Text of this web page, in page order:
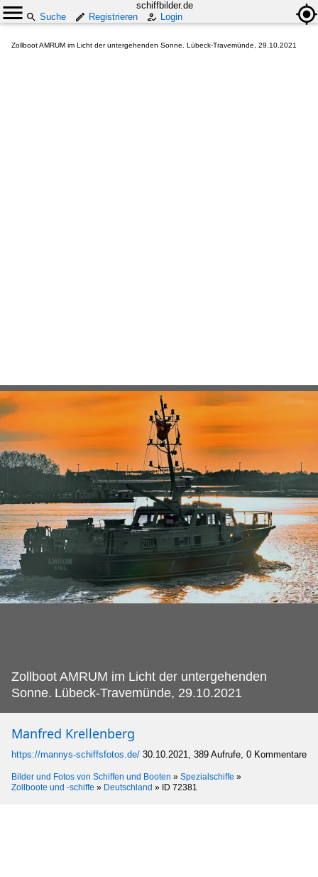
schiffbilder.de
Suche
Registrieren Login
Zollboot AMRUM im Licht der untergehenden Sonne. Lübeck-Travemünde, 29.10.2021
Zollboot AMRUM im Licht der untergehenden
Sonne. Lübeck-Travemünde, 29.10.2021
Manfred Krellenberg
https://mannys-schiffsfotos.de/ 30.10.2021, 389 Aufrufe, 0 Kommentare
Bilder und Fotos von Schiffen und Booten » Spezialschiffe »
Zollboote und -schiffe » Deutschland » ID 72381